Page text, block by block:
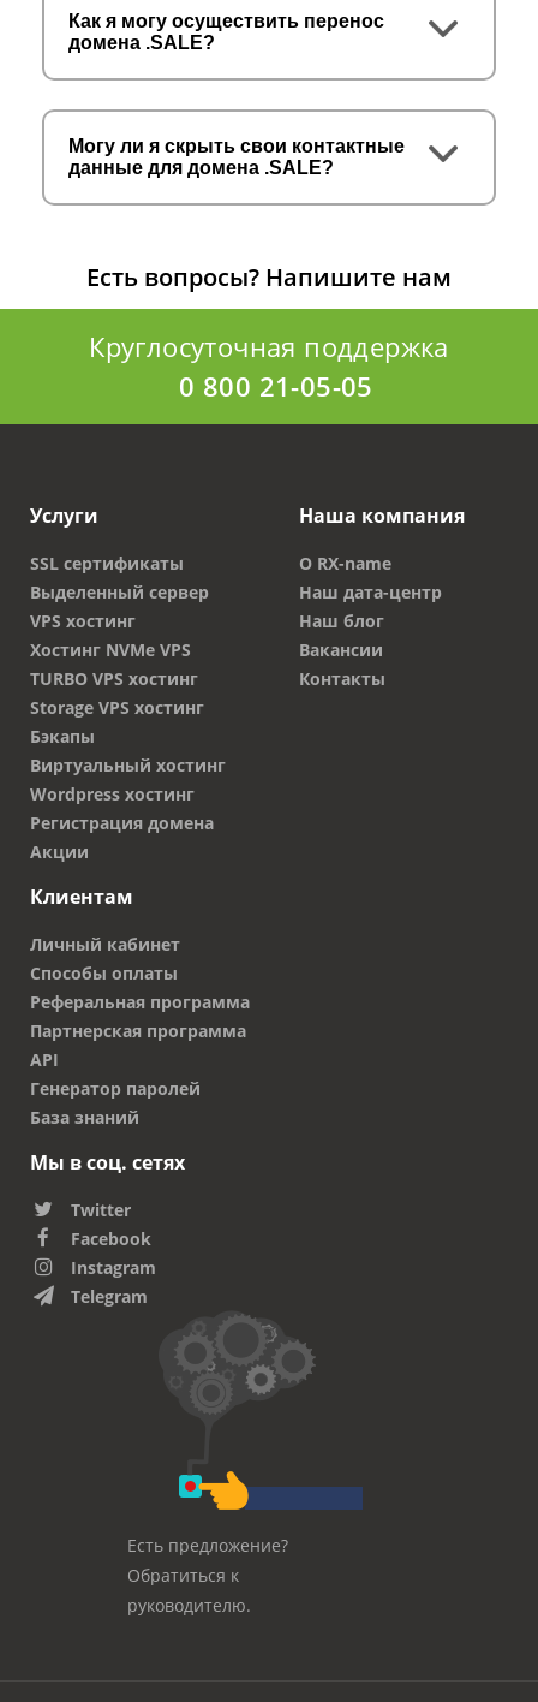
Как я могу осуществить перенос
домена .SALE?
Могу ли я скрыть свои контактные
данные для домена .SALE?
Есть вопросы? Напишите нам
Круглосуточная поддержка
0 800 21-05-05
Услуги
SSL сертификаты
Выделенный сервер
VPS хостинг
Хостинг NVMe VPS
TURBO VPS хостинг
Storage VPS хостинг
Бэкапы
Виртуальный хостинг
Wordpress хостинг
Регистрация домена
Акции
Наша компания
О RX-name
Наш дата-центр
Наш блог
Вакансии
Контакты
Клиентам
Личный кабинет
Способы оплаты
Реферальная программа
Партнерская программа
API
Генератор паролей
База знаний
Мы в соц. сетях
Twitter
Facebook
Instagram
Telegram
Есть предложение?
Обратиться к
руководителю.